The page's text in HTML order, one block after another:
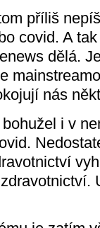
příliš
covid. A
dělá.
nás
i v